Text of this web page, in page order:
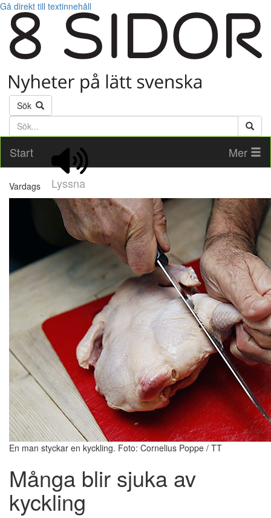
Gå direkt till textinnehåll
Sök
Söktext
Start
Lyssna
Mer
Vardags
En man styckar en kyckling. Foto: Cornelius Poppe / TT
Många blir sjuka av
kyckling